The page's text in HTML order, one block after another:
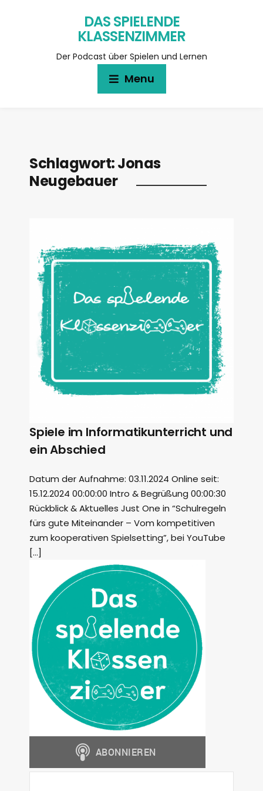
DAS SPIELENDE
KLASSENZIMMER
Der Podcast über Spielen und Lernen
Menu
Schlagwort:Jonas
Neugebauer
Spiele im Informatikunterricht und
ein Abschied
Datum der Aufnahme: 03.11.2024 Online seit:
15.12.2024 00:00:00 Intro & Begrüßung 00:00:30
Rückblick & Aktuelles Just One in “Schulregeln
fürs gute Miteinander – Vom kompetitiven
zum kooperativen Spielsetting”, bei YouTube
[…]